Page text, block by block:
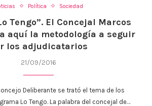
Política Sociedad
Tengo”. El Concejal Marcos
aquí la metodología a seguir
los adjudicatarios
21/09/2016
Deliberante se trató el tema de los
Lo Tengo. La palabra del concejal de…